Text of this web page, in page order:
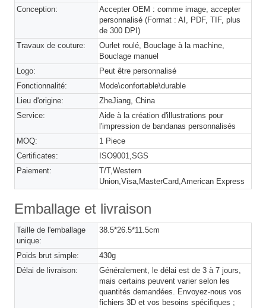
Conception:
Accepter OEM : comme image, accepter
personnalisé (Format : AI, PDF, TIF, plus
de 300 DPI)
Travaux de couture:
Ourlet roulé, Bouclage à la machine,
Bouclage manuel
Logo:
Peut être personnalisé
Fonctionnalité:
Mode\confortable\durable
Lieu d'origine:
ZheJiang, China
Service:
Aide à la création d'illustrations pour
l'impression de bandanas personnalisés
MOQ:
1 Piece
Certificates:
ISO9001,SGS
Paiement:
T/T,Western
Union,Visa,MasterCard,American Express
Emballage et livraison
Taille de l'emballage
unique:
38.5*26.5*11.5cm
Poids brut simple:
430g
Délai de livraison:
Généralement, le délai est de 3 à 7 jours,
mais certains peuvent varier selon les
quantités demandées. Envoyez-nous vos
fichiers 3D et vos besoins spécifiques ;